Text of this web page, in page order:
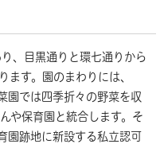
、目黒通りと環七通りから
ます。園のまわりには、
園では四季折々の野菜を収
や保育園と統合します。そ
園跡地に新設する私立認可